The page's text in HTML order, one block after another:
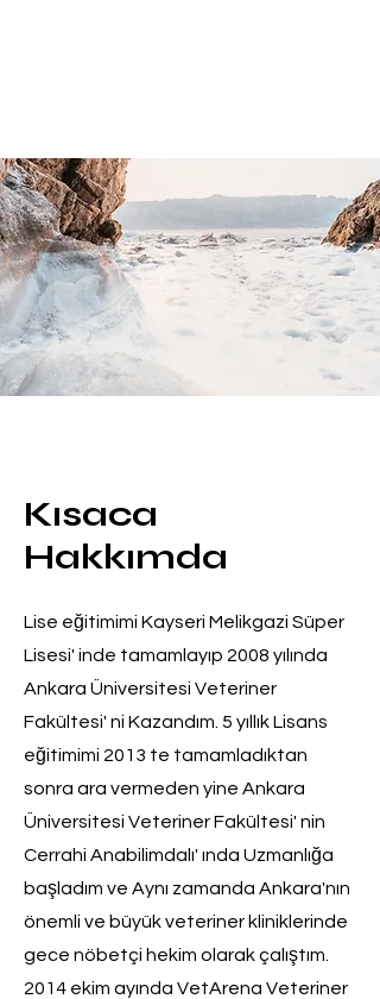
Kısaca
Hakkımda
Lise eğitimimi Kayseri Melikgazi Süper
Lisesi' inde tamamlayıp 2008 yılında
Ankara Üniversitesi Veteriner
Fakültesi' ni Kazandım. 5 yıllık Lisans
eğitimimi 2013 te tamamladıktan
sonra ara vermeden yine Ankara
Üniversitesi Veteriner Fakültesi' nin
Cerrahi Anabilimdalı' ında Uzmanlığa
başladım ve Aynı zamanda Ankara'nın
önemli ve büyük veteriner kliniklerinde
gece nöbetçi hekim olarak çalıştım.
2014 ekim ayında VetArena Veteriner